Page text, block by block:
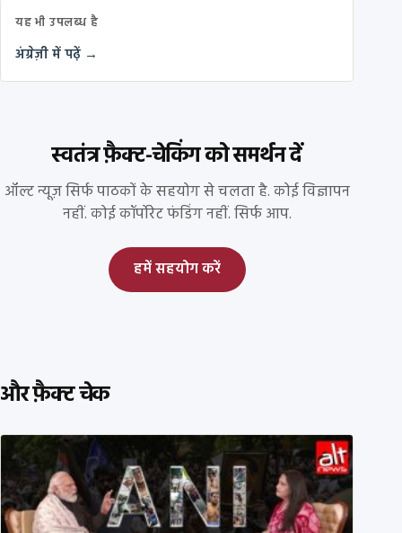
यह भी उपलब्ध है
अंग्रेज़ी में पढ़ें →
स्वतंत्र फ़ैक्ट-चेकिंग को समर्थन दें
ऑल्ट न्यूज़ सिर्फ पाठकों के सहयोग से चलता है. कोई विज्ञापन
नहीं. कोई कॉर्पोरेट फंडिंग नहीं. सिर्फ आप.
हमें सहयोग करें
और फ़ैक्ट चेक